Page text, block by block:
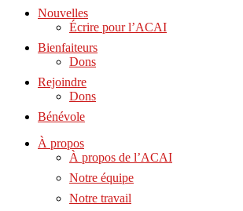
Nouvelles
Écrire pour l’ACAI
Bienfaiteurs
Dons
Rejoindre
Dons
Bénévole
À propos
À propos de l’ACAI
Notre équipe
Notre travail